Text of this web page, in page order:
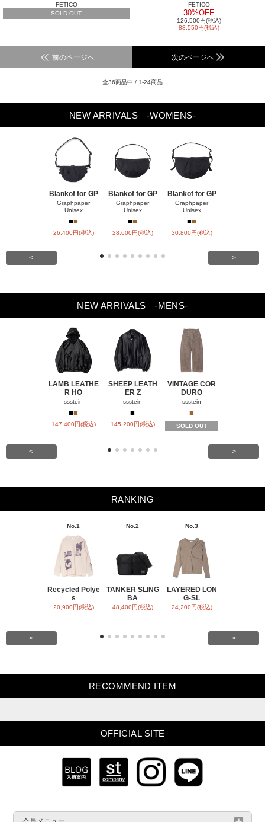
FETICO
SOLD OUT
FETICO
30%OFF
126,500円(税込)
88,550円(税込)
前のページへ 次のページへ
全36商品中 / 1-24商品
NEW ARRIVALS -WOMENS-
Blankof for GP
Graphpaper
Unisex
■■
26,400円(税込)
Blankof for GP
Graphpaper
Unisex
■■
28,600円(税込)
Blankof for GP
Graphpaper
Unisex
■■
30,800円(税込)
< >
NEW ARRIVALS -MENS-
LAMB LEATHE
R HO
ssstein
■■
147,400円(税込)
SHEEP LEATH
ER Z
ssstein
■
145,200円(税込)
VINTAGE COR
DURO
ssstein
■
SOLD OUT
< >
RANKING
No.1
Recycled Polye
s
20,900円(税込)
No.2
TANKER SLING
BA
48,400円(税込)
No.3
LAYERED LON
G-SL
24,200円(税込)
< >
RECOMMEND ITEM
OFFICIAL SITE